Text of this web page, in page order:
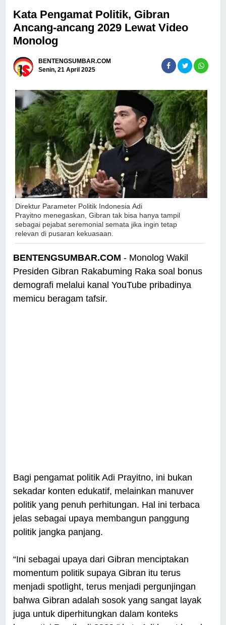
Kata Pengamat Politik, Gibran
Ancang-ancang 2029 Lewat Video
Monolog
BENTENGSUMBAR.COM
Senin, 21 April 2025
Direktur Parameter Politik IndonesiaAdi
Prayitno menegaskan, Gibran tak bisa hanya tampil
sebagai pejabat seremonial semata jika ingin tetap
relevan di pusaran kekuasaan.
BENTENGSUMBAR.COM - Monolog Wakil
Presiden Gibran Rakabuming Raka soal bonus
demografi melalui kanal YouTube pribadinya
memicu beragam tafsir.
Bagi pengamat politik Adi Prayitno, ini bukan
sekadar konten edukatif, melainkan manuver
politik yang penuh perhitungan. Hal ini terbaca
jelas sebagai upaya membangun panggung
politik jangka panjang.
“Ini sebagai upaya dari Gibran menciptakan
momentum politik supaya Gibran itu terus
menjadi spotlight, terus menjadi pergunjingan
bahwa Gibran adalah sosok yang sangat layak
juga untuk diperhitungkan dalam konteks